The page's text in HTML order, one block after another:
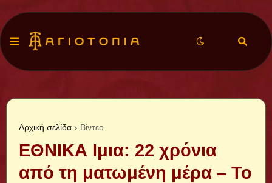
Αρχική σελίδα Βίντεο
ΕΘΝΙΚΑ Ιμια: 22 χρόνια
από τη ματωμένη μέρα – Το